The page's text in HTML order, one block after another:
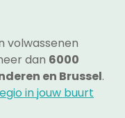
volwassenen
dan 6000
en Brussel.
in jouw buurt